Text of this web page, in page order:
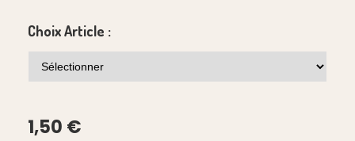
Choix Article :
1,50 €